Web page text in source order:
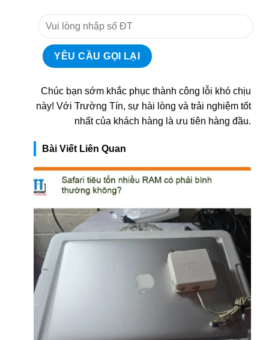
Chúc bạn sớm khắc phục thành công lỗi khó chịu
này! Với Trường Tín, sự hài lòng và trải nghiệm tốt
nhất của khách hàng là ưu tiên hàng đầu.
Bài Viết Liên Quan